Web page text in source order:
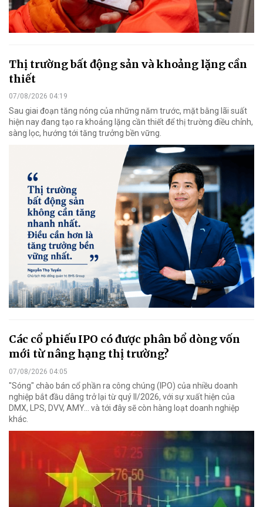
Thị trường bất động sản và khoảng lặng cần
thiết
07/08/2026 04:19
Sau giai đoạn tăng nóng của những năm trước, mặt bằng lãi suất
hiện nay đang tạo ra khoảng lặng cần thiết để thị trường điều chỉnh,
sàng lọc, hướng tới tăng trưởng bền vững.
Các cổ phiếu IPO có được phân bổ dòng vốn
mới từ nâng hạng thị trường?
07/08/2026 04:05
"Sóng" chào bán cổ phần ra công chúng (IPO) của nhiều doanh
nghiệp bắt đầu dâng trở lại từ quý II/2026, với sự xuất hiện của
DMX, LPS, DVV, AMY... và tới đây sẽ còn hàng loạt doanh nghiệp
khác.